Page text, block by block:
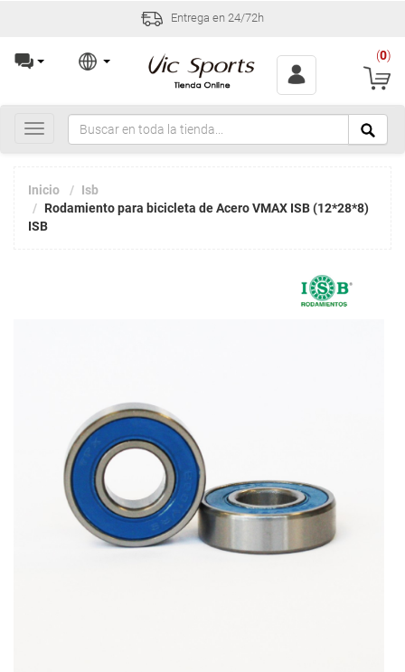
Entrega en 24/72h
(0)
Toggle
navigation
Inicio
Isb
Rodamiento para bicicleta de Acero VMAX ISB (12*28*8)
ISB